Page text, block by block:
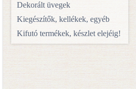
Dekorált üvegek
Kiegészítők, kellékek, egyéb
Kifutó termékek, készlet elejéig!